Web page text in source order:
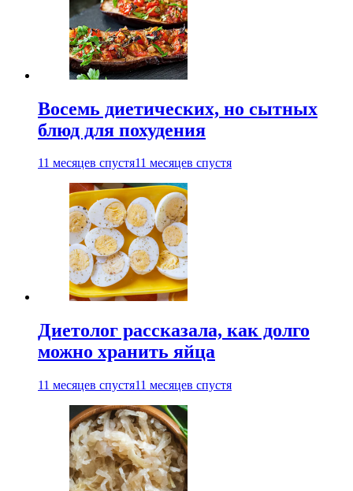
Восемь диетических, но сытных
блюд для похудения
11 месяцев спустя11 месяцев спустя
Диетолог рассказала, как долго
можно хранить яйца
11 месяцев спустя11 месяцев спустя